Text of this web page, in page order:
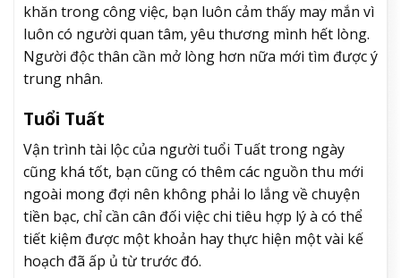
khăn trong công việc, bạn luôn cảm thấy may mắn vì
luôn có người quan tâm, yêu thương mình hết lòng.
Người độc thân cần mở lòng hơn nữa mới tìm được ý
trung nhân.
Tuổi Tuất
Vận trình tài lộc của người tuổi Tuất trong ngày
cũng khá tốt, bạn cũng có thêm các nguồn thu mới
ngoài mong đợi nên không phải lo lắng về chuyện
tiền bạc, chỉ cần cân đối việc chi tiêu hợp lý à có thể
tiết kiệm được một khoản hay thực hiện một vài kế
hoạch đã ấp ủ từ trước đó.